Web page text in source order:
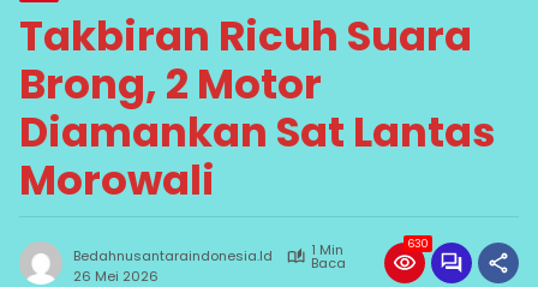
Takbiran Ricuh Suara
Brong, 2 Motor
Diamankan Sat Lantas
Morowali
Bedahnusantaraindonesia.id 1 Min
Baca
26 Mei 2026
630